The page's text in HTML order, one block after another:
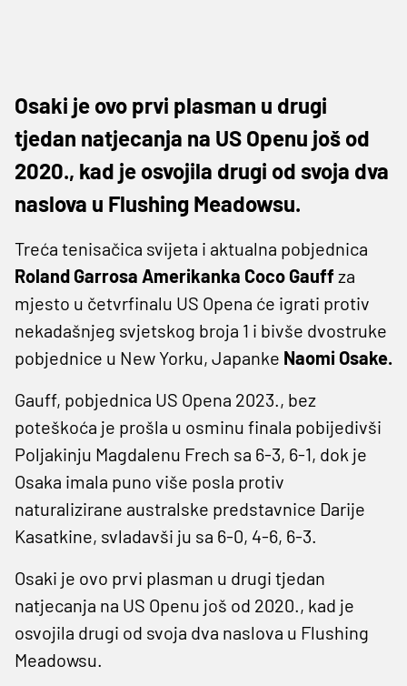
Osaki je ovo prvi plasman u drugi
tjedan natjecanja na US Openu još od
2020., kad je osvojila drugi od svoja dva
naslova u Flushing Meadowsu.
Treća tenisačica svijeta i aktualna pobjednica
Roland Garrosa Amerikanka Coco Gauffza
mjesto u četvrfinalu US Opena će igrati protiv
nekadašnjeg svjetskog broja 1 i bivše dvostruke
pobjednice u New Yorku, Japanke Naomi Osake.
Gauff, pobjednica US Opena 2023., bez
poteškoća je prošla u osminu finala pobijedivši
Poljakinju Magdalenu Frech sa 6-3, 6-1, dok je
Osaka imala puno više posla protiv
naturalizirane australske predstavnice Darije
Kasatkine, svladavši ju sa 6-0, 4-6, 6-3.
Osaki je ovo prvi plasman u drugi tjedan
natjecanja na US Openu još od 2020., kad je
osvojila drugi od svoja dva naslova u Flushing
Meadowsu.